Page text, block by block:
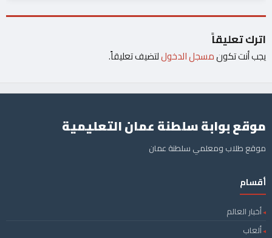
اترك تعليقاً
يجب أنت تكونمسجل الدخوللتضيف تعليقاً.
موقع بوابة سلطنة عمان التعليمية
موقع طلاب ومعلمي سلطنة عمان
أقسام
أخبار العالم
ألعاب